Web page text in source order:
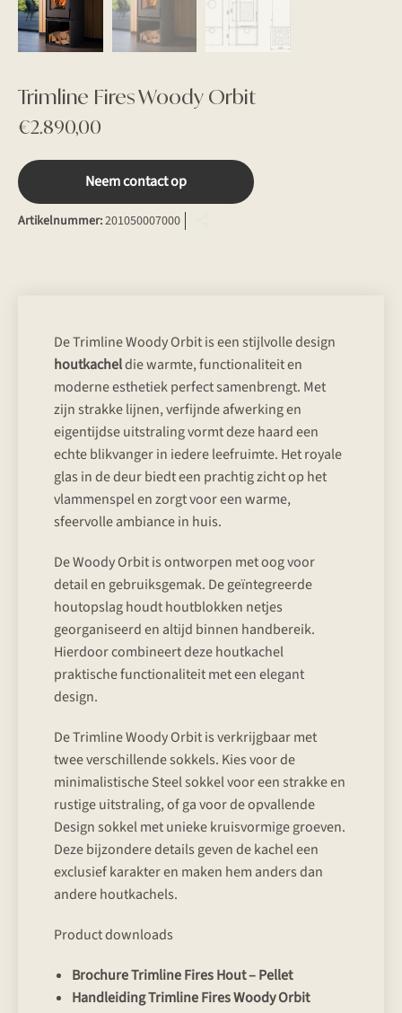
Trimline Fires Woody Orbit
€2.890,00
Neem contact op
Artikelnummer:201050007000
De Trimline Woody Orbit is een stijlvolle design
houtkacheldie warmte, functionaliteit en
moderne esthetiek perfect samenbrengt. Met
zijn strakke lijnen, verfijnde afwerking en
eigentijdse uitstraling vormt deze haard een
echte blikvanger in iedere leefruimte. Het royale
glas in de deur biedt een prachtig zicht op het
vlammenspel en zorgt voor een warme,
sfeervolle ambiance in huis.
De Woody Orbit is ontworpen met oog voor
detail en gebruiksgemak. De geïntegreerde
houtopslag houdt houtblokken netjes
georganiseerd en altijd binnen handbereik.
Hierdoor combineert deze houtkachel
praktische functionaliteit met een elegant
design.
De Trimline Woody Orbit is verkrijgbaar met
twee verschillende sokkels. Kies voor de
minimalistische Steel sokkel voor een strakke en
rustige uitstraling, of ga voor de opvallende
Design sokkel met unieke kruisvormige groeven.
Deze bijzondere details geven de kachel een
exclusief karakter en maken hem anders dan
andere houtkachels.
Product downloads
Brochure Trimline Fires Hout – Pellet
Handleiding Trimline Fires Woody Orbit